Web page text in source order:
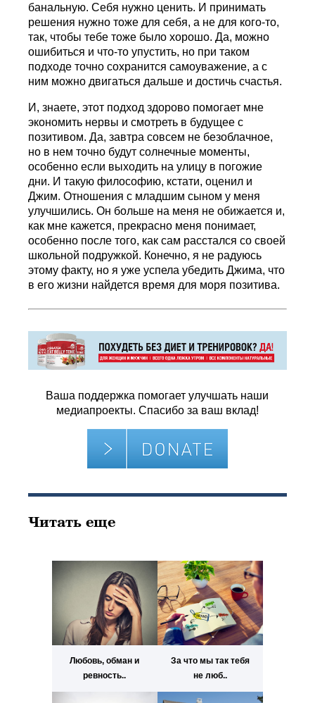
банальную. Себя нужно ценить. И принимать
решения нужно тоже для себя, а не для кого-то,
так, чтобы тебе тоже было хорошо. Да, можно
ошибиться и что-то упустить, но при таком
подходе точно сохранится самоуважение, а с
ним можно двигаться дальше и достичь счастья.
И, знаете, этот подход здорово помогает мне
экономить нервы и смотреть в будущее с
позитивом. Да, завтра совсем не безоблачное,
но в нем точно будут солнечные моменты,
особенно если выходить на улицу в погожие
дни. И такую философию, кстати, оценил и
Джим. Отношения с младшим сыном у меня
улучшились. Он больше на меня не обижается и,
как мне кажется, прекрасно меня понимает,
особенно после того, как сам расстался со своей
школьной подружкой. Конечно, я не радуюсь
этому факту, но я уже успела убедить Джима, что
в его жизни найдется время для моря позитива.
Ваша поддержка помогает улучшать наши
медиапроекты. Спасибо за ваш вклад!
Читать еще
Любовь, обман и
ревность..
За что мы так тебя
не люб..